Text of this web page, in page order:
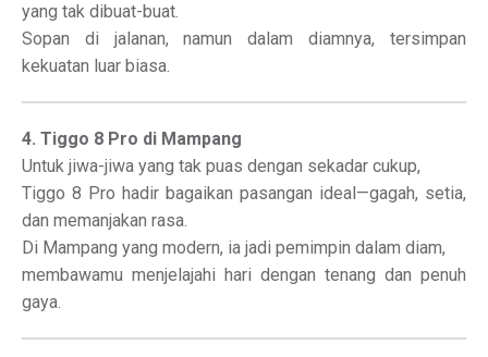
yang tak dibuat-buat.
Sopan di jalanan, namun dalam diamnya, tersimpan
kekuatan luar biasa.
4. Tiggo 8 Pro di Mampang
Untuk jiwa-jiwa yang tak puas dengan sekadar cukup,
Tiggo 8 Pro hadir bagaikan pasangan ideal—gagah, setia,
dan memanjakan rasa.
Di Mampang yang modern, ia jadi pemimpin dalam diam,
membawamu menjelajahi hari dengan tenang dan penuh
gaya.